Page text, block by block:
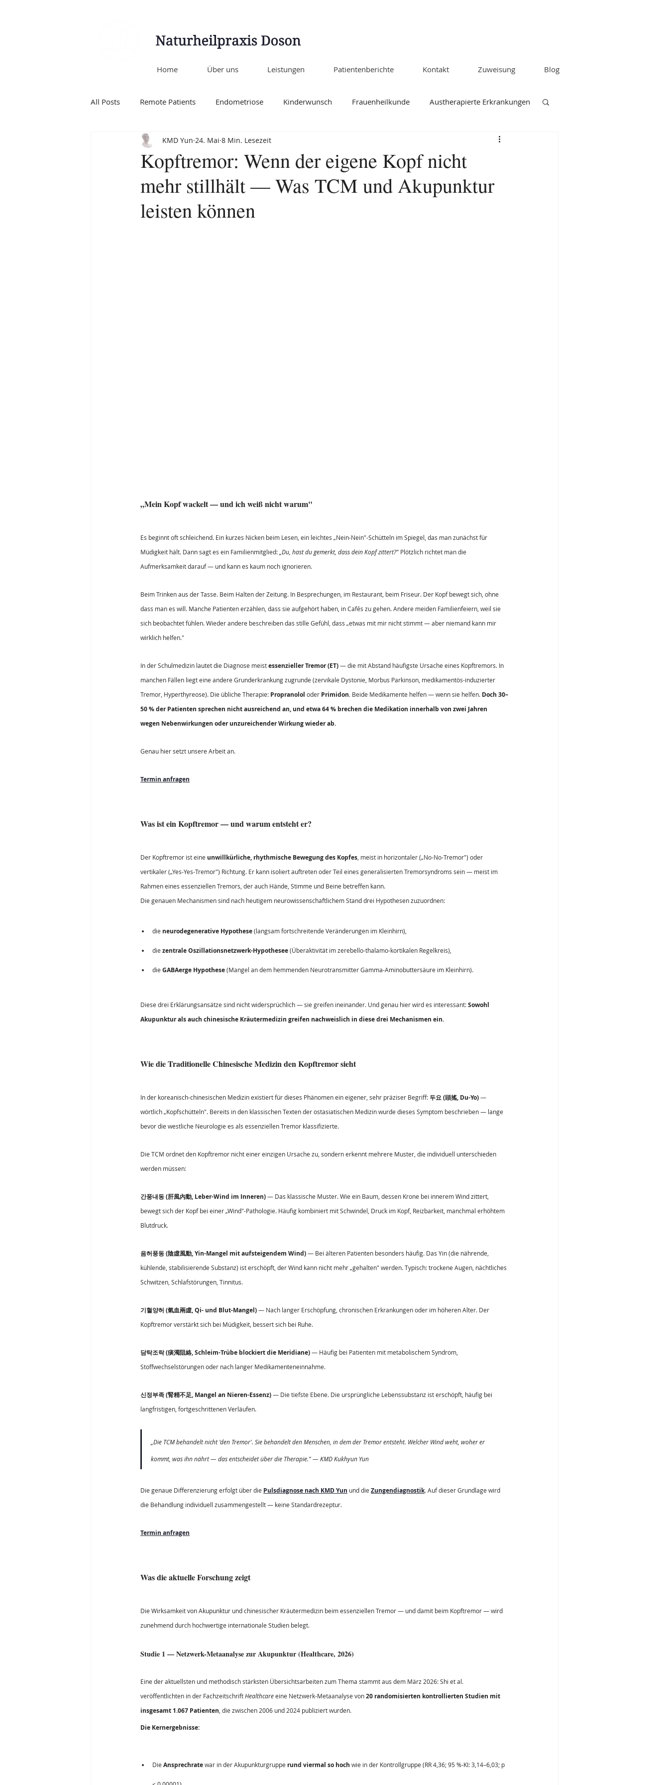
Home Über uns Leistungen Patientenberichte Kontakt Zuweisung Blog
All Posts Remote Patients Endometriose Kinderwunsch Frauenheilkunde Austherapierte Erkrankungen
Coronavirus (COVID-19) TCM Allgemein
Kopftremor: Wenn der eigene Kopf nicht
mehr stillhält — Was TCM und Akupunktur
leisten können
KMD Yun 24. Mai 8 Min. Lesezeit
„Mein Kopf wackelt — und ich weiß nicht warum"
Es beginnt oft schleichend. Ein kurzes Nicken beim Lesen, ein leichtes „Nein-Nein"-Schütteln im Spiegel, das man zunächst für
Müdigkeit hält. Dann sagt es ein Familienmitglied: „Du, hast du gemerkt, dass dein Kopf zittert?" Plötzlich richtet man die
Aufmerksamkeit darauf — und kann es kaum noch ignorieren.
Beim Trinken aus der Tasse. Beim Halten der Zeitung. In Besprechungen, im Restaurant, beim Friseur. Der Kopf bewegt sich, ohne
dass man es will. Manche Patienten erzählen, dass sie aufgehört haben, in Cafés zu gehen. Andere meiden Familienfeiern, weil sie
sich beobachtet fühlen. Wieder andere beschreiben das stille Gefühl, dass „etwas mit mir nicht stimmt — aber niemand kann mir
wirklich helfen."
In der Schulmedizin lautet die Diagnose meist essenzieller Tremor (ET) — die mit Abstand häufigste Ursache eines Kopftremors. In
manchen Fällen liegt eine andere Grunderkrankung zugrunde (zervikale Dystonie, Morbus Parkinson, medikamentös-induzierter
Tremor, Hyperthyreose). Die übliche Therapie: Propranolol oder Primidon. Beide Medikamente helfen — wenn sie helfen. Doch 30–
50 % der Patienten sprechen nicht ausreichend an, und etwa 64 % brechen die Medikation innerhalb von zwei Jahren
wegen Nebenwirkungen oder unzureichender Wirkung wieder ab.
Genau hier setzt unsere Arbeit an.
Termin anfragen
Was ist ein Kopftremor — und warum entsteht er?
Der Kopftremor ist eine unwillkürliche, rhythmische Bewegung des Kopfes , meist in horizontaler („No-No-Tremor") oder
vertikaler („Yes-Yes-Tremor") Richtung. Er kann isoliert auftreten oder Teil eines generalisierten Tremorsyndroms sein — meist im
Rahmen eines essenziellen Tremors, der auch Hände, Stimme und Beine betreffen kann.
Die genauen Mechanismen sind nach heutigem neurowissenschaftlichem Stand drei Hypothesen zuzuordnen:
die neurodegenerative Hypothese (langsam fortschreitende Veränderungen im Kleinhirn),
die zentrale Oszillationsnetzwerk-Hypothesee (Überaktivität im zerebello-thalamo-kortikalen Regelkreis),
die GABAerge Hypothese (Mangel an dem hemmenden Neurotransmitter Gamma-Aminobuttersäure im Kleinhirn).
Diese drei Erklärungsansätze sind nicht widersprüchlich — sie greifen ineinander. Und genau hier wird es interessant: Sowohl
Akupunktur als auch chinesische Kräutermedizin greifen nachweislich in diese drei Mechanismen ein.
Wie die Traditionelle Chinesische Medizin den Kopftremor sieht
In der koreanisch-chinesischen Medizin existiert für dieses Phänomen ein eigener, sehr präziser Begriff: 두요 (頭搖, Du-Yo) —
wörtlich „Kopfschütteln". Bereits in den klassischen Texten der ostasiatischen Medizin wurde dieses Symptom beschrieben — lange
bevor die westliche Neurologie es als essenziellen Tremor klassifizierte.
Die TCM ordnet den Kopftremor nicht einer einzigen Ursache zu, sondern erkennt mehrere Muster, die individuell unterschieden
werden müssen:
간풍내동 (肝風內動, Leber-Wind im Inneren) — Das klassische Muster. Wie ein Baum, dessen Krone bei innerem Wind zittert,
bewegt sich der Kopf bei einer „Wind"-Pathologie. Häufig kombiniert mit Schwindel, Druck im Kopf, Reizbarkeit, manchmal erhöhtem
Blutdruck.
음허풍동 (陰虛風動, Yin-Mangel mit aufsteigendem Wind) — Bei älteren Patienten besonders häufig. Das Yin (die nährende,
kühlende, stabilisierende Substanz) ist erschöpft, der Wind kann nicht mehr „gehalten" werden. Typisch: trockene Augen, nächtliches
Schwitzen, Schlafstörungen, Tinnitus.
기혈양허 (氣血兩虛, Qi- und Blut-Mangel) — Nach langer Erschöpfung, chronischen Erkrankungen oder im höheren Alter. Der
Kopftremor verstärkt sich bei Müdigkeit, bessert sich bei Ruhe.
담탁조락 (痰濁阻絡, Schleim-Trübe blockiert die Meridiane) — Häufig bei Patienten mit metabolischem Syndrom,
Stoffwechselstörungen oder nach langer Medikamenteneinnahme.
신정부족 (腎精不足, Mangel an Nieren-Essenz) — Die tiefste Ebene. Die ursprüngliche Lebenssubstanz ist erschöpft, häufig bei
langfristigen, fortgeschrittenen Verläufen.
„Die TCM behandelt nicht 'den Tremor'. Sie behandelt den Menschen, in dem der Tremor entsteht. Welcher Wind weht, woher er
kommt, was ihn nährt — das entscheidet über die Therapie." — KMD Kukhyun Yun
Die genaue Differenzierung erfolgt über die Pulsdiagnose nach KMD Yun und die Zungendiagnostik. Auf dieser Grundlage wird
die Behandlung individuell zusammengestellt — keine Standardrezeptur.
Termin anfragen
Was die aktuelle Forschung zeigt
Die Wirksamkeit von Akupunktur und chinesischer Kräutermedizin beim essenziellen Tremor — und damit beim Kopftremor — wird
zunehmend durch hochwertige internationale Studien belegt.
Studie 1 — Netzwerk-Metaanalyse zur Akupunktur (Healthcare, 2026)
Eine der aktuellsten und methodisch stärksten Übersichtsarbeiten zum Thema stammt aus dem März 2026: Shi et al.
veröffentlichten in der Fachzeitschrift Healthcare eine Netzwerk-Metaanalyse von 20 randomisierten kontrollierten Studien mit
insgesamt 1.067 Patienten , die zwischen 2006 und 2024 publiziert wurden.
Die Kernergebnisse:
Die Ansprechrate war in der Akupunkturgruppe rund viermal so hoch wie in der Kontrollgruppe (RR 4,36; 95 %-KI: 3,14–6,03; p